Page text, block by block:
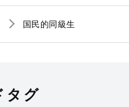
国民的同級生
タグ